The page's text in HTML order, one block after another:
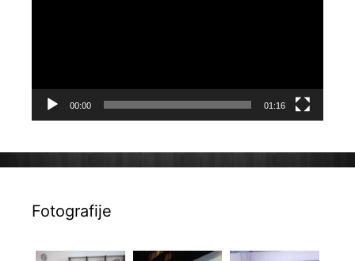
00:00 01:16
Fotografije